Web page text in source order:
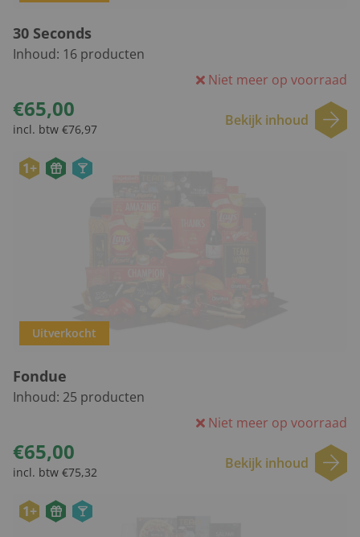
30 Seconds
Inhoud: 16 producten
Niet meer op voorraad
€65,00
incl. btw €76,97
Bekijk inhoud
1+
Uitverkocht
Fondue
Inhoud: 25 producten
Niet meer op voorraad
€65,00
incl. btw €75,32
Bekijk inhoud
1+